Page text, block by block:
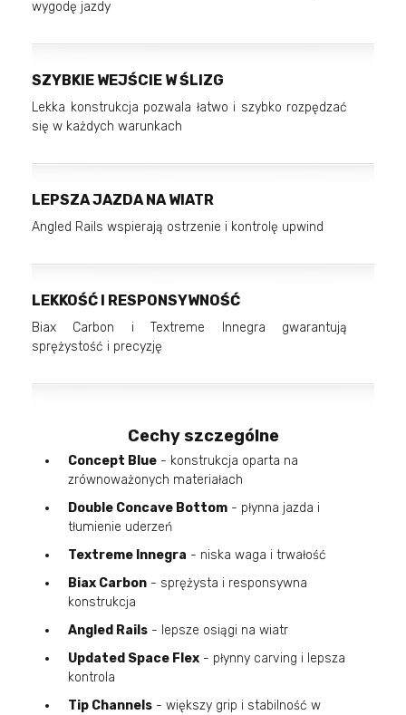
wygodę jazdy
SZYBKIE WEJŚCIE W ŚLIZG
Lekka konstrukcja pozwala łatwo i szybko rozpędzać
się w każdych warunkach
LEPSZA JAZDA NA WIATR
Angled Rails wspierają ostrzenie i kontrolę upwind
LEKKOŚĆ I RESPONSYWNOŚĆ
Biax Carbon i Textreme Innegra gwarantują
sprężystość i precyzję
Cechy szczególne
Concept Blue - konstrukcja oparta na
zrównoważonych materiałach
Double Concave Bottom - płynna jazda i
tłumienie uderzeń
Textreme Innegra - niska waga i trwałość
Biax Carbon - sprężysta i responsywna
konstrukcja
Angled Rails - lepsze osiągi na wiatr
Updated Space Flex - płynny carving i lepsza
kontrola
Tip Channels - większy grip i stabilność w